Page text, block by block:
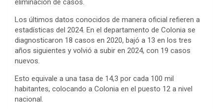
eliminación de casos.
Los últimos datos conocidos de manera oficial refieren a
estadísticas del 2024. En el departamento de Colonia se
diagnosticaron 18 casos en 2020, bajó a 13 en los tres
años siguientes y volvió a subir en 2024, con 19 casos
nuevos.
Esto equivale a una tasa de 14,3 por cada 100 mil
habitantes, colocando a Colonia en el puesto 12 a nivel
nacional.